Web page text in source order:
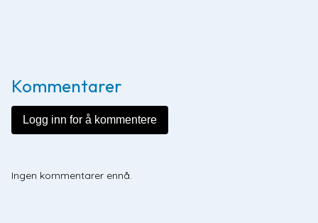
Kommentarer
Logg inn for å kommentere
Ingen kommentarer ennå.